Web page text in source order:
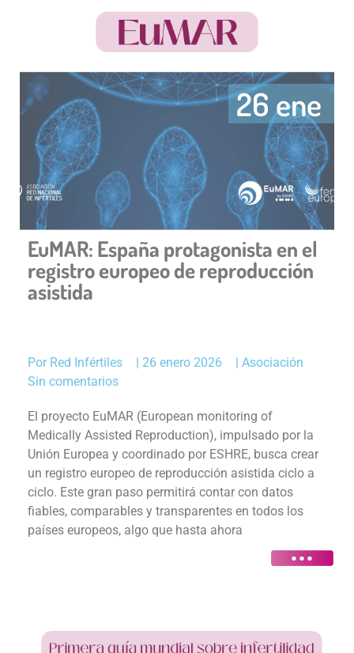
26 ene
EuMAR: España protagonista en el
registro europeo de reproducción
asistida
Por Red Infértiles | 26 enero 2026 | Asociación
Sin comentarios
El proyecto EuMAR (European monitoring of
Medically Assisted Reproduction), impulsado por la
Unión Europea y coordinado por ESHRE, busca crear
un registro europeo de reproducción asistida ciclo a
ciclo. Este gran paso permitirá contar con datos
fiables, comparables y transparentes en todos los
países europeos, algo que hasta ahora